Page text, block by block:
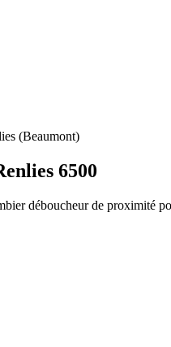
(Beaumont)
6500
déboucheur de proximité